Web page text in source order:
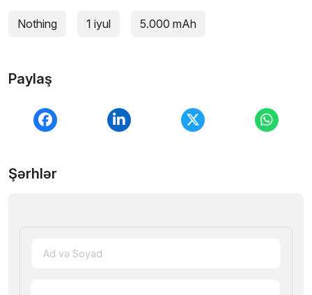
Nothing 1 iyul 5.000 mAh
Paylaş
Şərhlər